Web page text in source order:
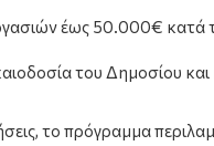
έως 50.000€ κατά
του Δημοσίου
το πρόγραμμα